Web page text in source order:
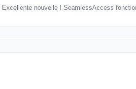
Excellente nouvelle ! SeamlessAccess